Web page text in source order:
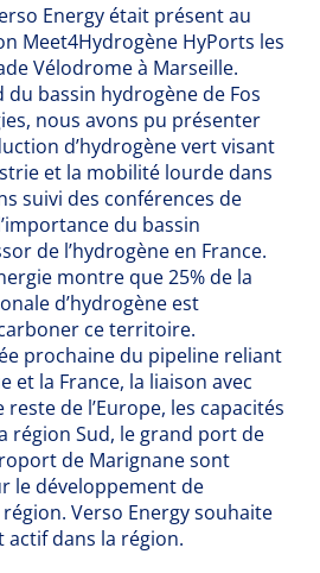
Energy était présent au
Meet4Hydrogène HyPorts les
Vélodrome à Marseille.
bassin hydrogène de Fos
nous avons pu présenter
d’hydrogène vert visant
et la mobilité lourde dans
suivi des conférences de
du bassin
de l’hydrogène en France.
montre que 25% de la
d’hydrogène est
ce territoire.
prochaine du pipeline reliant
et la France, la liaison avec
reste de l’Europe, les capacités
région Sud, le grand port de
de Marignane sont
le développement de
Verso Energy souhaite
dans la région.